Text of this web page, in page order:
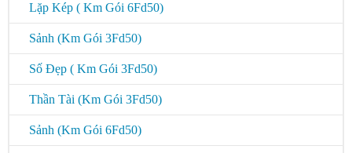
Lặp Kép ( Km Gói 6Fd50)
Sảnh (Km Gói 3Fd50)
Số Đẹp ( Km Gói 3Fd50)
Thần Tài (Km Gói 3Fd50)
Sảnh (Km Gói 6Fd50)